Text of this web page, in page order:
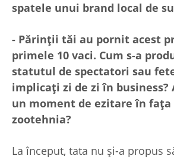
spatele unui brand local de
- Părinții tăi au pornit acest
primele 10 vaci. Cum s-a
statutul de spectatori sau
implicați zi de zi în business?
un moment de ezitare în
zootehnia?
La început, tata nu și-a propus